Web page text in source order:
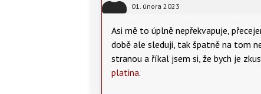
01. února 2023
Asi mě to úplně nepřekvapuje,
době ale sleduji, tak špatně na tom
stranou a říkal jsem si, že bych je
platina.